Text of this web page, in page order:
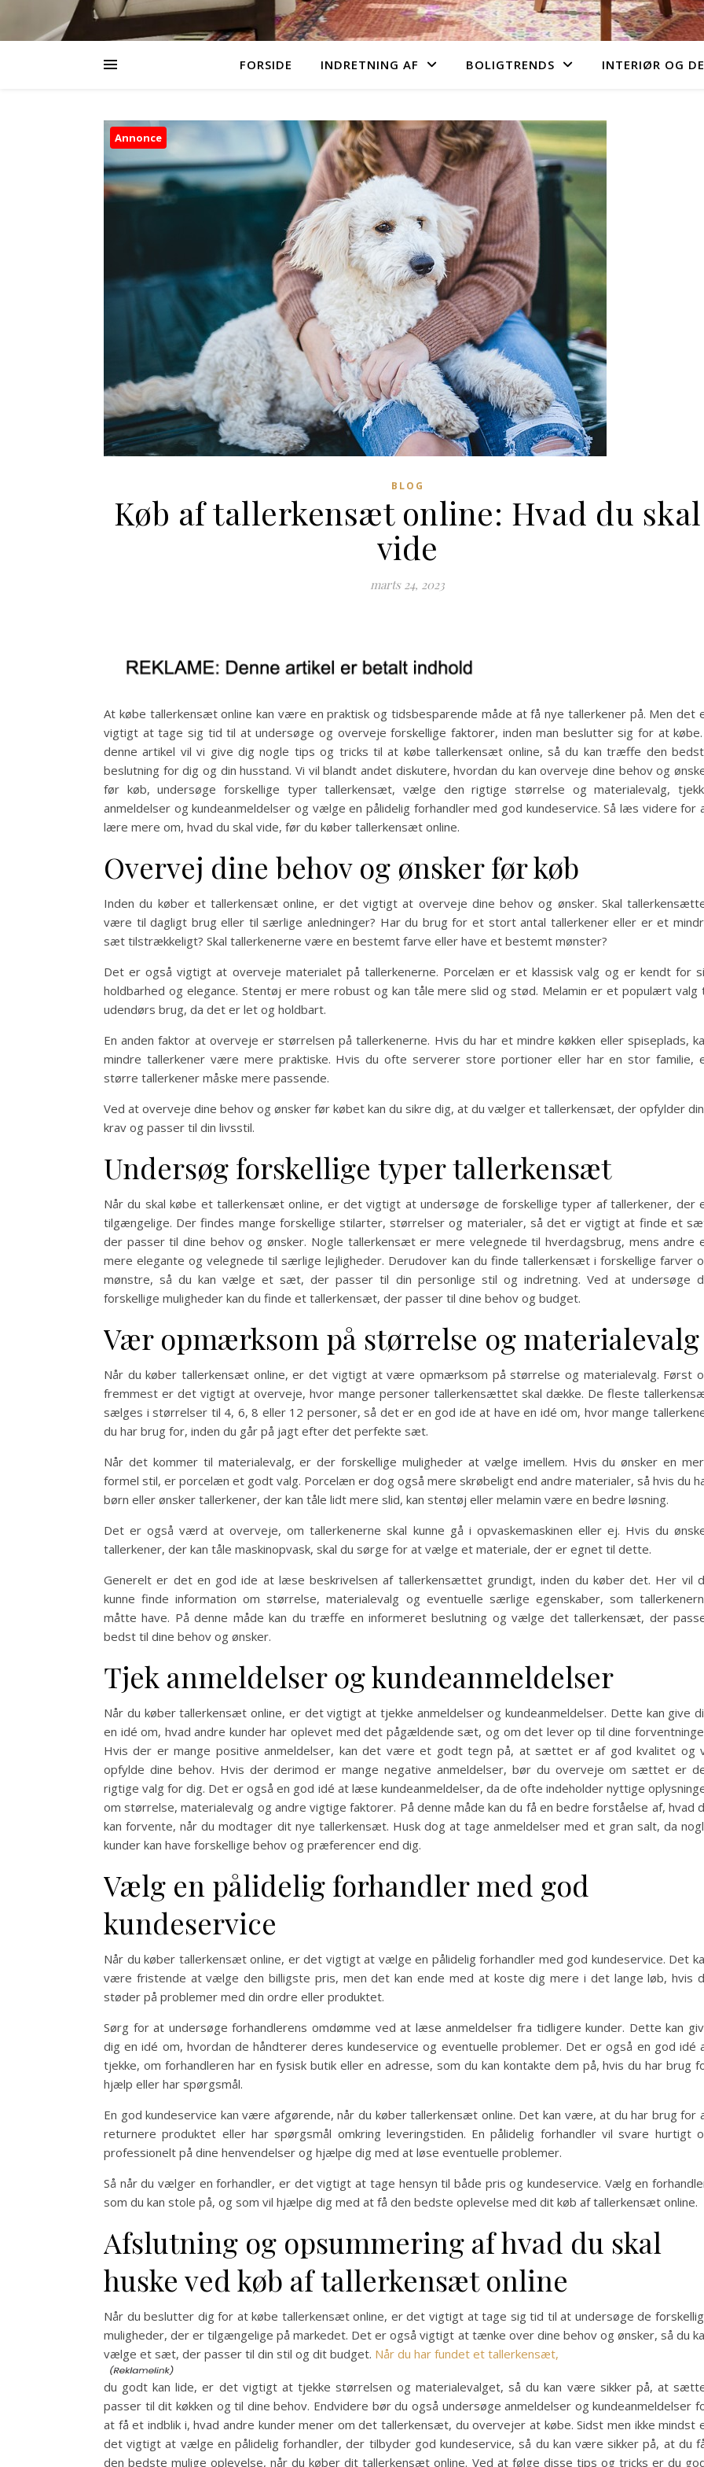
FORSIDE INDRETNING AF BOLIGTRENDS INTERIØR OG
Annonce
BLOG
Køb af tallerkensæt online: Hvad du skal
vide
marts 24, 2023
At købe tallerkensæt online kan være en praktisk og tidsbesparende måde at få nye tallerkener på. Men det
vigtigt at tage sig tid til at undersøge og overveje forskellige faktorer, inden man beslutter sig for at
denne artikel vil vi give dig nogle tips og tricks til at købe tallerkensæt online, så du kan træffe den
beslutning for dig og din husstand. Vi vil blandt andet diskutere, hvordan du kan overveje dine behov og
før køb, undersøge forskellige typer tallerkensæt, vælge den rigtige størrelse og materialevalg,
anmeldelser og kundeanmeldelser og vælge en pålidelig forhandler med god kundeservice. Så læs videre for
lære mere om, hvad du skal vide, før du køber tallerkensæt online.
Overvej dine behov og ønsker før køb
Inden du køber et tallerkensæt online, er det vigtigt at overveje dine behov og ønsker. Skal
være til dagligt brug eller til særlige anledninger? Har du brug for et stort antal tallerkener eller er et
sæt tilstrækkeligt? Skal tallerkenerne være en bestemt farve eller have et bestemt mønster?
Det er også vigtigt at overveje materialet på tallerkenerne. Porcelæn er et klassisk valg og er kendt for
holdbarhed og elegance. Stentøj er mere robust og kan tåle mere slid og stød. Melamin er et populært valg
udendørs brug, da det er let og holdbart.
En anden faktor at overveje er størrelsen på tallerkenerne. Hvis du har et mindre køkken eller spiseplads,
mindre tallerkener være mere praktiske. Hvis du ofte serverer store portioner eller har en stor familie,
større tallerkener måske mere passende.
Ved at overveje dine behov og ønsker før købet kan du sikre dig, at du vælger et tallerkensæt, der opfylder
krav og passer til din livsstil.
Undersøg forskellige typer tallerkensæt
Når du skal købe et tallerkensæt online, er det vigtigt at undersøge de forskellige typer af tallerkener, der
tilgængelige. Der findes mange forskellige stilarter, størrelser og materialer, så det er vigtigt at finde et
der passer til dine behov og ønsker. Nogle tallerkensæt er mere velegnede til hverdagsbrug, mens andre
mere elegante og velegnede til særlige lejligheder. Derudover kan du finde tallerkensæt i forskellige farver
mønstre, så du kan vælge et sæt, der passer til din personlige stil og indretning. Ved at undersøge
forskellige muligheder kan du finde et tallerkensæt, der passer til dine behov og budget.
Vær opmærksom på størrelse og materialevalg
Når du køber tallerkensæt online, er det vigtigt at være opmærksom på størrelse og materialevalg. Først
fremmest er det vigtigt at overveje, hvor mange personer tallerkensættet skal dække. De fleste
sælges i størrelser til 4, 6, 8 eller 12 personer, så det er en god ide at have en idé om, hvor mange
du har brug for, inden du går på jagt efter det perfekte sæt.
Når det kommer til materialevalg, er der forskellige muligheder at vælge imellem. Hvis du ønsker en
formel stil, er porcelæn et godt valg. Porcelæn er dog også mere skrøbeligt end andre materialer, så hvis du
børn eller ønsker tallerkener, der kan tåle lidt mere slid, kan stentøj eller melamin være en bedre løsning.
Det er også værd at overveje, om tallerkenerne skal kunne gå i opvaskemaskinen eller ej. Hvis du
tallerkener, der kan tåle maskinopvask, skal du sørge for at vælge et materiale, der er egnet til dette.
Generelt er det en god ide at læse beskrivelsen af tallerkensættet grundigt, inden du køber det. Her vil
kunne finde information om størrelse, materialevalg og eventuelle særlige egenskaber, som
måtte have. På denne måde kan du træffe en informeret beslutning og vælge det tallerkensæt, der
bedst til dine behov og ønsker.
Tjek anmeldelser og kundeanmeldelser
Når du køber tallerkensæt online, er det vigtigt at tjekke anmeldelser og kundeanmeldelser. Dette kan give
en idé om, hvad andre kunder har oplevet med det pågældende sæt, og om det lever op til dine
Hvis der er mange positive anmeldelser, kan det være et godt tegn på, at sættet er af god kvalitet og
opfylde dine behov. Hvis der derimod er mange negative anmeldelser, bør du overveje om sættet er
rigtige valg for dig. Det er også en god idé at læse kundeanmeldelser, da de ofte indeholder nyttige
om størrelse, materialevalg og andre vigtige faktorer. På denne måde kan du få en bedre forståelse af, hvad
kan forvente, når du modtager dit nye tallerkensæt. Husk dog at tage anmeldelser med et gran salt, da
kunder kan have forskellige behov og præferencer end dig.
Vælg en pålidelig forhandler med god
kundeservice
Når du køber tallerkensæt online, er det vigtigt at vælge en pålidelig forhandler med god kundeservice. Det
være fristende at vælge den billigste pris, men det kan ende med at koste dig mere i det lange løb, hvis
støder på problemer med din ordre eller produktet.
Sørg for at undersøge forhandlerens omdømme ved at læse anmeldelser fra tidligere kunder. Dette kan
dig en idé om, hvordan de håndterer deres kundeservice og eventuelle problemer. Det er også en god idé
tjekke, om forhandleren har en fysisk butik eller en adresse, som du kan kontakte dem på, hvis du har brug
hjælp eller har spørgsmål.
En god kundeservice kan være afgørende, når du køber tallerkensæt online. Det kan være, at du har brug for
returnere produktet eller har spørgsmål omkring leveringstiden. En pålidelig forhandler vil svare hurtigt
professionelt på dine henvendelser og hjælpe dig med at løse eventuelle problemer.
Så når du vælger en forhandler, er det vigtigt at tage hensyn til både pris og kundeservice. Vælg en
som du kan stole på, og som vil hjælpe dig med at få den bedste oplevelse med dit køb af tallerkensæt online.
Afslutning og opsummering af hvad du skal
huske ved køb af tallerkensæt online
Når du beslutter dig for at købe tallerkensæt online, er det vigtigt at tage sig tid til at undersøge de
muligheder, der er tilgængelige på markedet. Det er også vigtigt at tænke over dine behov og ønsker, så du
vælge et sæt, der passer til din stil og dit budget. Når du har fundet et tallerkensæt,
du godt kan lide, er det vigtigt at tjekke størrelsen og materialevalget, så du kan være sikker på, at
passer til dit køkken og til dine behov. Endvidere bør du også undersøge anmeldelser og kundeanmeldelser
at få et indblik i, hvad andre kunder mener om det tallerkensæt, du overvejer at købe. Sidst men ikke mindst
det vigtigt at vælge en pålidelig forhandler, der tilbyder god kundeservice, så du kan være sikker på, at du
den bedste mulige oplevelse, når du køber dit tallerkensæt online. Ved at følge disse tips og tricks er du